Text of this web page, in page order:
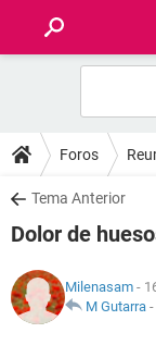
FOROS
SALUD
NUTRICIÓN
Foros
Tema Anterior
Dolor de
Milenasam -
M Gutarra -